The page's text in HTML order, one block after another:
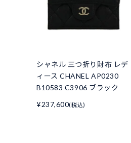
シャネル 三つ折り財布 レデ
ィース CHANEL AP0230
B10583 C3906 ブラック
¥237,600(税込)